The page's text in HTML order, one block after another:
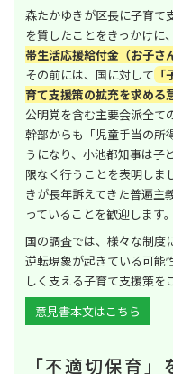
森たかゆきが区長に子育て
を質したことをきっかけに、
帯生活応援給付金（お子さ
その前には、国に対して「
育て支援策の拡充を求める
公明党を含む主要会派全て
幹部からも「児童手当の所
うになり、小池都知事は子
限なく行うことを表明しま
きが長年訴えてきた普遍主
っていることを歓迎します。
国の調査では、様々な制度
逆転現象が起きている可能
しく支える子育て支援策を
意見書本文はこちら
「不適切保育